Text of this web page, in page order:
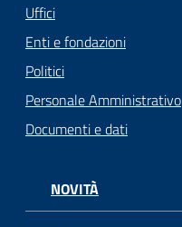
s
m
o
Tutti
gli
Uffici
Enti e fondazioni
Politici
Personale Amministrativo
Documenti e dati
NOVITÀ